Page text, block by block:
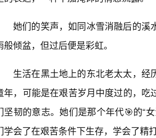
她们的笑声，如同冰雪消融后的溪
般倾盆，但过后便是彩虹。
生活在黑土地上的东北老太太，
年，可能是在艰苦岁月中度过的，
坚韧的意志。她们是那个年代🎯的“
学会了在艰苦条件下生存，学会了精